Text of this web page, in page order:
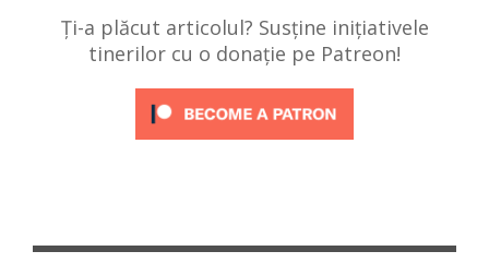
Ți-a plăcut articolul? Susține inițiativele
tinerilor cu o donație pe Patreon!